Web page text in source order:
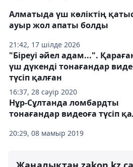
21:42, 17 шілде 2026
Алматыда үш көліктің
ауыр жол апаты болды
16:37, 28 сәуір 2020
"Біреуі әйел адам...".
үш дүкенді тонағандар
түсіп қалған
20:29, 08 мамыр 2019
Нұр-Сұлтанда ломбардты
тонағандар видеоға түсіп